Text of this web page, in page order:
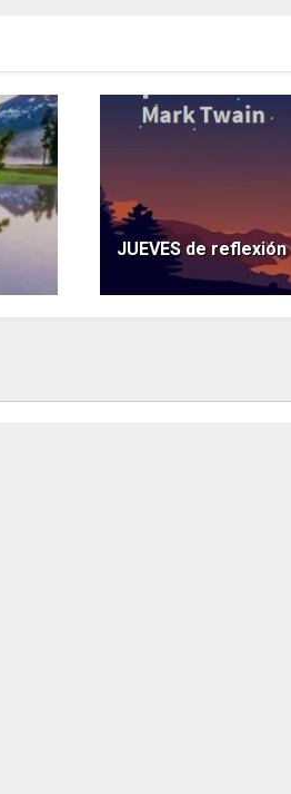
JUEVES de reflexión